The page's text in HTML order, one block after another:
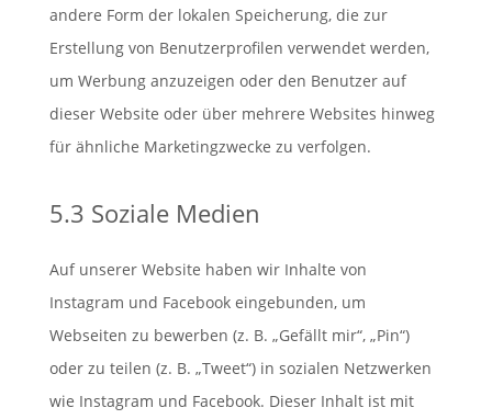
andere Form der lokalen Speicherung, die zur
Erstellung von Benutzerprofilen verwendet werden,
um Werbung anzuzeigen oder den Benutzer auf
dieser Website oder über mehrere Websites hinweg
für ähnliche Marketingzwecke zu verfolgen.
5.3 Soziale Medien
Auf unserer Website haben wir Inhalte von
Instagram und Facebook eingebunden, um
Webseiten zu bewerben (z. B. „Gefällt mir“, „Pin“)
oder zu teilen (z. B. „Tweet“) in sozialen Netzwerken
wie Instagram und Facebook. Dieser Inhalt ist mit